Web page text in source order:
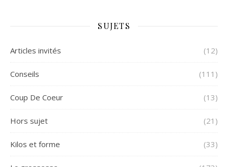
SUJETS
Articles invités (12)
Conseils (111)
Coup De Coeur (13)
Hors sujet (21)
Kilos et forme (33)